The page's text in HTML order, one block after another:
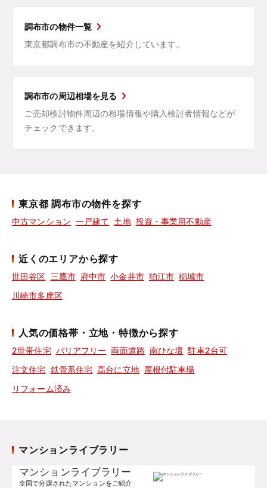
調布市の物件一覧
東京都調布市の不動産を紹介しています。
調布市の周辺相場を見る
ご売却検討物件周辺の相場情報や購入検討者情報などが
チェックできます。
東京都 調布市の物件を探す
中古マンション 一戸建て 土地 投資・事業用不動産
近くのエリアから探す
世田谷区 三鷹市 府中市 小金井市 狛江市 稲城市
川崎市多摩区
人気の価格帯・立地・特徴から探す
2世帯住宅 バリアフリー 両面道路 南ひな壇 駐車2台可
注文住宅 鉄骨系住宅 高台に立地 屋根付駐車場
リフォーム済み
マンションライブラリー
マンションライブラリー
全国で分譲されたマンションをご紹介